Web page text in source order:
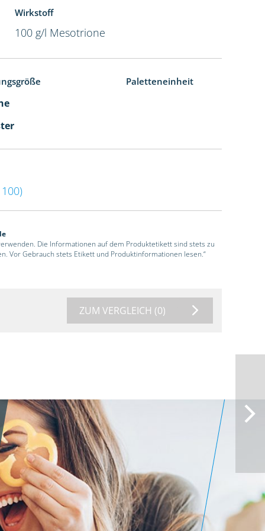
Wirkstoff
100 g/l Mesotrione
Paletteneinheit
Die Informationen auf dem Produktetikett sind stets zu
Vor Gebrauch stets Etikett und Produktinformationen lesen.“
ZUM VERGLEICH (0)